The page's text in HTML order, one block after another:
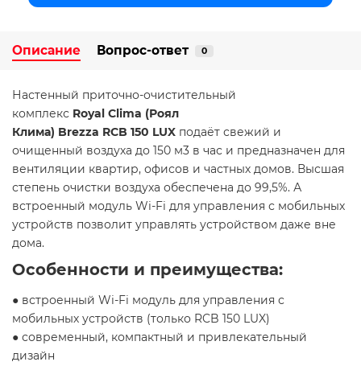
Описание Вопрос-ответ 0
Настенный приточно-очистительный
комплекс Royal Clima (Роял
Клима) Brezza RCB 150 LUX подаёт свежий и
очищенный воздуха до 150 м3 в час и предназначен для
вентиляции квартир, офисов и частных домов. Высшая
степень очистки воздуха обеспечена до 99,5%. А
встроенный модуль Wi-Fi для управления с мобильных
устройств позволит управлять устройством даже вне
дома.
Особенности и преимущества:
● встроенный Wi-Fi модуль для управления с
мобильных устройств (только RCB 150 LUX)
● современный, компактный и привлекательный
дизайн